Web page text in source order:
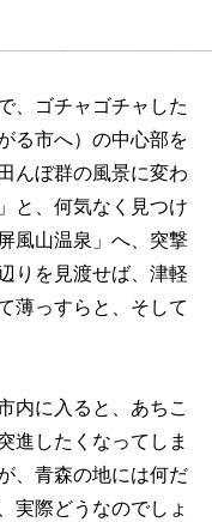
、ゴチャゴチャした
る市へ）の中心部を
んぼ群の風景に変わ
と、何気なく見つけ
風山温泉」へ、突撃
りを見渡せば、津軽
薄っすらと、そして
内に入ると、あちこ
進したくなってしま
、青森の地には何だ
実際どうなのでしょ